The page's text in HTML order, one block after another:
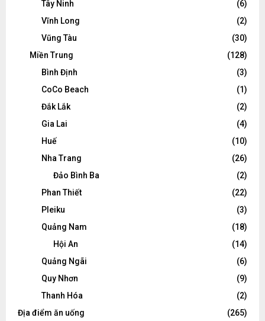
Tây Ninh
(6)
Vĩnh Long
(2)
Vũng Tàu
(30)
Miền Trung
(128)
Bình Định
(3)
CoCo Beach
(1)
Đắk Lắk
(2)
Gia Lai
(4)
Huế
(10)
Nha Trang
(26)
Đảo Bình Ba
(2)
Phan Thiết
(22)
Pleiku
(3)
Quảng Nam
(18)
Hội An
(14)
Quảng Ngãi
(6)
Quy Nhơn
(9)
Thanh Hóa
(2)
Địa điểm ăn uống
(265)